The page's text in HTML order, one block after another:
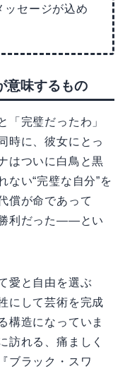
ッセージが込め
意味するもの
「完璧だったわ」
時に、彼女にとっ
はついに白鳥と黒
ない“完璧な自分”を
償が命であって
利だった――とい
愛と自由を選ぶ
にして芸術を完成
構造になっていま
訪れる、痛ましく
ブラック・スワ